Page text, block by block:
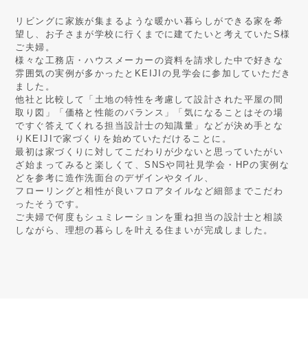
リビングに家族が集まるような暖かい暮らしができる家を希
望し、お子さまが学校に行くまでに建てたいと考えていたS様
ご夫婦。
様々な工務店・ハウスメーカーの資料を請求した中で好きな
雰囲気の実例が多かったとKEIJIの見学会に参加していただき
ました。
他社と比較して「土地の特性を考慮して設計された平屋の間
取り図」「価格と性能のバランス」「気になることはその場
ですぐ答えてくれる担当設計士の知識量」などが決め手とな
りKEIJIで家づくりを始めていただけることに。
最初は家づくりに対してこだわりが少ないと思っていたがい
ざ始まってみると楽しくて、SNSや同社見学会・HPの実例な
どを参考に造作洗面台のデザインやタイル、
フローリングと相性が良いフロアタイルなど細部までこだわ
ったそうです。
ご夫婦で何度もシュミレーションを重ね担当の設計士と相談
しながら、理想の暮らしを叶える住まいが完成しました。